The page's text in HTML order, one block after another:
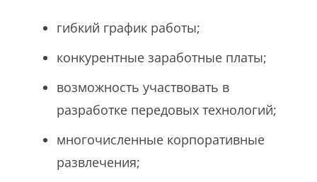
гибкий график работы;
конкурентные заработные платы;
возможность участвовать в
разработке передовых технологий;
многочисленные корпоративные
развлечения;